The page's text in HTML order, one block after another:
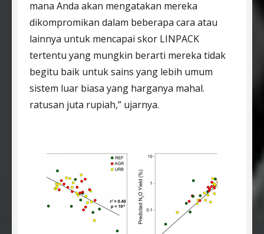
mana Anda akan mengatakan mereka
dikompromikan dalam beberapa cara atau
lainnya untuk mencapai skor LINPACK
tertentu yang mungkin berarti mereka tidak
begitu baik untuk sains yang lebih umum
sistem luar biasa yang harganya mahal.
ratusan juta rupiah,” ujarnya.